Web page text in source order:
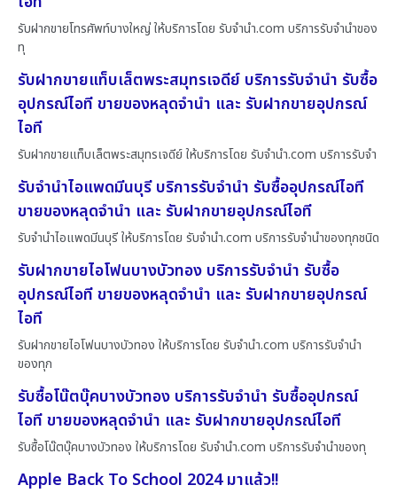
รับฝากขายโทรศัพท์บางใหญ่ ให้บริการโดย รับจํานํา.com บริการรับจำนำของ
ทุ
รับฝากขายแท็บเล็ตพระสมุทรเจดีย์ บริการรับจำนำ รับซื้อ
อุปกรณ์ไอที ขายของหลุดจำนำ และ รับฝากขายอุปกรณ์
ไอที
รับฝากขายแท็บเล็ตพระสมุทรเจดีย์ ให้บริการโดย รับจํานํา.com บริการรับจำ
รับจำนำไอแพดมีนบุรี บริการรับจำนำ รับซื้ออุปกรณ์ไอที
ขายของหลุดจำนำ และ รับฝากขายอุปกรณ์ไอที
รับจำนำไอแพดมีนบุรี ให้บริการโดย รับจํานํา.com บริการรับจำนำของทุกชนิด
รับฝากขายไอโฟนบางบัวทอง บริการรับจำนำ รับซื้อ
อุปกรณ์ไอที ขายของหลุดจำนำ และ รับฝากขายอุปกรณ์
ไอที
รับฝากขายไอโฟนบางบัวทอง ให้บริการโดย รับจํานํา.com บริการรับจำนำ
ของทุก
รับซื้อโน๊ตบุ๊คบางบัวทอง บริการรับจำนำ รับซื้ออุปกรณ์
ไอที ขายของหลุดจำนำ และ รับฝากขายอุปกรณ์ไอที
รับซื้อโน๊ตบุ๊คบางบัวทอง ให้บริการโดย รับจํานํา.com บริการรับจำนำของทุ
Apple Back To School 2024 มาแล้ว!!